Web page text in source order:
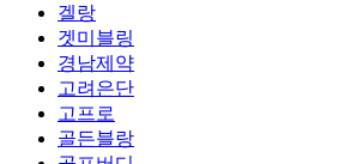
겔랑
겟미블링
경남제약
고려은단
고프로
골든블랑